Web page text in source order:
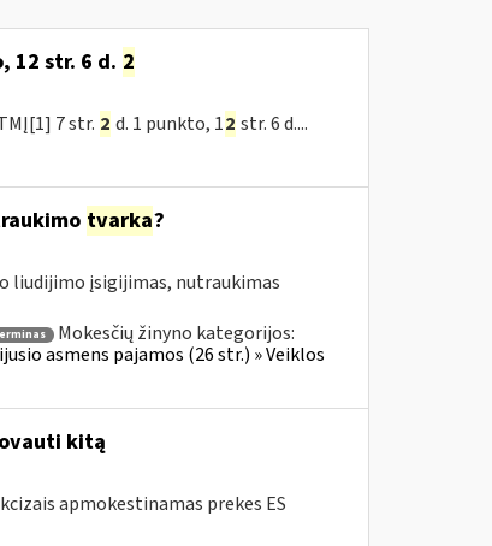
12 str. 6 d. 2
7 str. 2 d. 1 punkto, 12 str. 6 d....
tvarka?
liudijimo įsigijimas, nutraukimas
Mokesčių žinyno kategorijos:
asmens pajamos (26 str.) » Veiklos
kitą
apmokestinamas prekes ES